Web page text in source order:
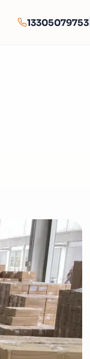
13305079753